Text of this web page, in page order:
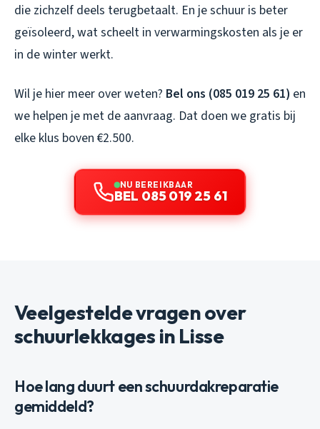
die zichzelf deels terugbetaalt. En je schuur is beter
geïsoleerd, wat scheelt in verwarmingskosten als je er
in de winter werkt.
Wil je hier meer over weten? Bel ons (085 019 25 61) en
we helpen je met de aanvraag. Dat doen we gratis bij
elke klus boven €2.500.
NU BEREIKBAAR
BEL 085 019 25 61
Veelgestelde vragen over
schuurlekkages in Lisse
Hoe lang duurt een schuurdakreparatie
gemiddeld?